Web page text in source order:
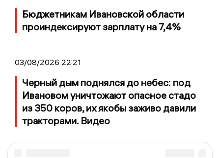
Бюджетникам Ивановской области
проиндексируют зарплату на 7,4%
03/08/2026 22:21
Черный дым поднялся до небес: под
Ивановом уничтожают опасное стадо
из 350 коров, их якобы заживо давили
тракторами. Видео